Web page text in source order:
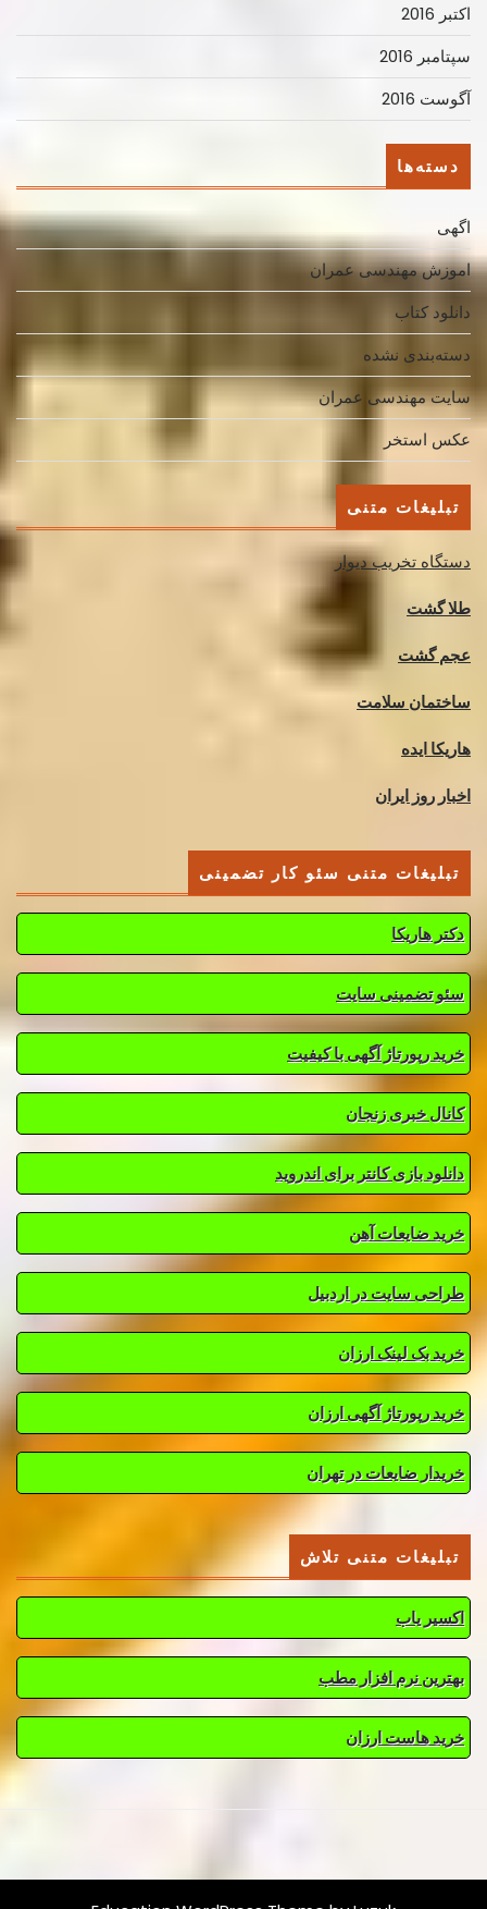
اکتبر 2016
سپتامبر 2016
آگوست 2016
دسته‌ها
اگهی
اموزش مهندسی عمران
دانلود کتاب
دسته‌بندی نشده
سایت مهندسی عمران
عکس استخر
تبلیغات متنی
دستگاه تخریب دیوار
طلا گشت
عجم گشت
ساختمان سلامت
هاریکا ایده
اخبار روز ایران
تبلیغات متنی سئو کار تضمینی
دکتر هاریکا
سئو تضمینی سایت
خرید رپورتاژ آگهی با کیفیت
کانال خبری زنجان
دانلود بازی کانتر برای اندروید
خرید ضایعات آهن
طراحی سایت در اردبیل
خرید بک لینک ارزان
خرید رپورتاژ آگهی ارزان
خریدار ضایعات در تهران
تبلیغات متنی تلاش
اکسیر یاب
بهترین نرم افزار مطب
خرید هاست ارزان